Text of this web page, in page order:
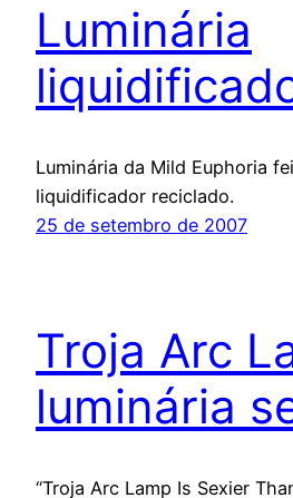
Luminária
Luminária da Mild Euphoria
liquidificador reciclado.
25 de setembro de 2007
Troja Arc
luminária
“Troja Arc Lamp Is Sexier